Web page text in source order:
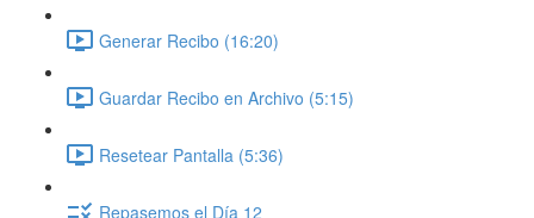
Generar Recibo (16:20)
Guardar Recibo en Archivo (5:15)
Resetear Pantalla (5:36)
Repasemos el Día 12